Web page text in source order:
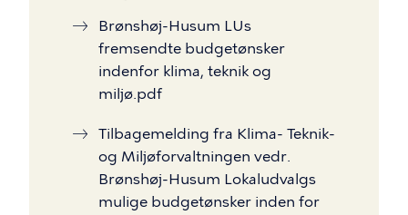
Brønshøj-Husum LUs
fremsendte budgetønsker
indenfor klima, teknik og
miljø.pdf
Tilbagemelding fra Klima- Teknik-
og Miljøforvaltningen vedr.
Brønshøj-Husum Lokaludvalgs
mulige budgetønsker inden for